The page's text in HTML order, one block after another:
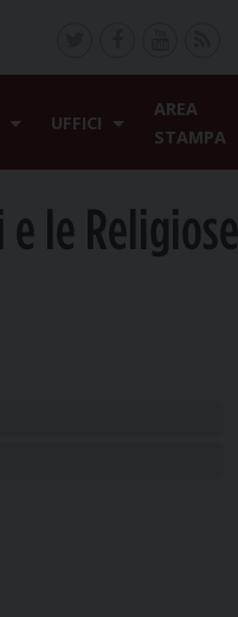
UFFICI
AREA
STAMPA
le Religiose